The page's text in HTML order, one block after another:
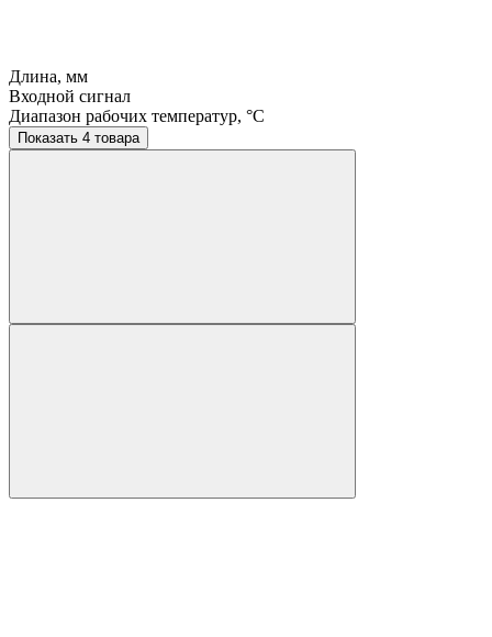
Длина, мм
Входной сигнал
Диапазон рабочих температур, °C
Показать 4 товара